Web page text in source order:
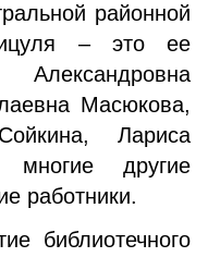
районной
– это ее
Масюкова,
Лариса
другие
работники.
библиотечного